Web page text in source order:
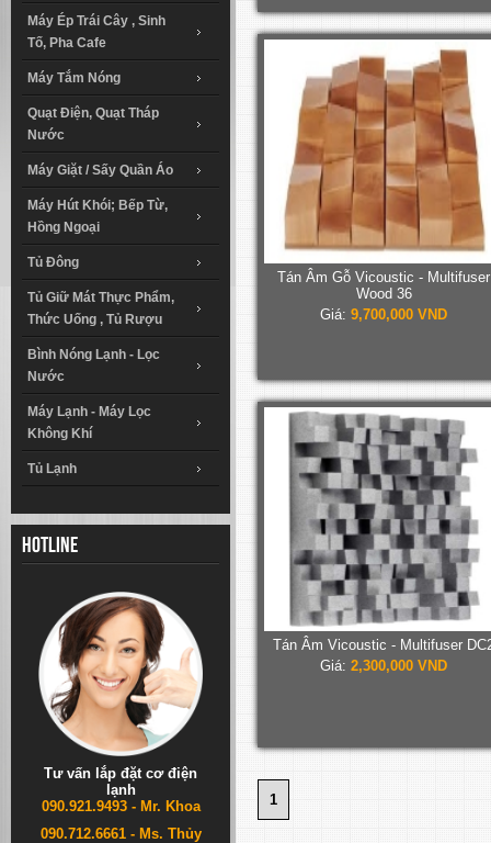
Máy Ép Trái Cây , Sinh
Tố, Pha Cafe
Máy Tắm Nóng
Quạt Điện, Quạt Tháp
Nước
Máy Giặt / Sấy Quần Áo
Máy Hút Khói; Bếp Từ,
Hồng Ngoại
Tủ Đông
Tủ Giữ Mát Thực Phẩm,
Thức Uống , Tủ Rượu
Bình Nóng Lạnh - Lọc
Nước
Máy Lạnh - Máy Lọc
Không Khí
Tủ Lạnh
Hotline
Tư vấn lắp đặt cơ điện
lạnh
090.921.9493 - Mr. Khoa
090.712.6661 - Ms. Thủy
Tán Âm Gỗ Vicoustic - Multifuser
Wood 36
Giá: 9,700,000 VND
Tán Âm Vicoustic - Multifuser
Giá: 2,300,000 VND
1